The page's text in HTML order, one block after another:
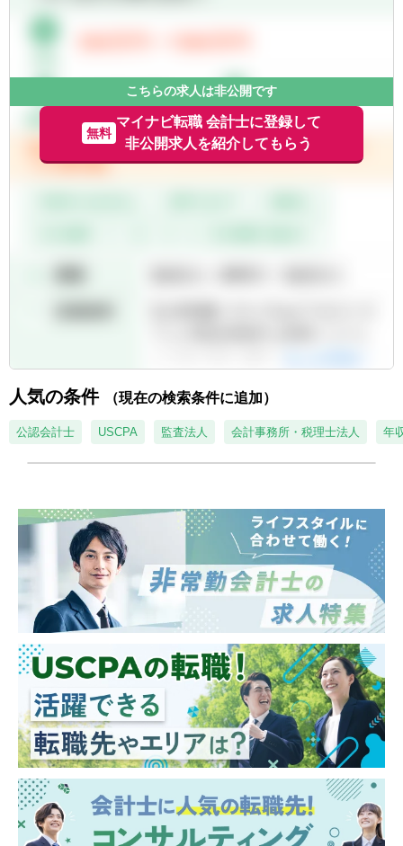
こちらの求人は非公開です
無料
マイナビ転職 会計士に登録して
非公開求人を紹介してもらう
人気の条件 （現在の検索条件に追加）
公認会計士 USCPA 監査法人 会計事務所・税理士法人 年